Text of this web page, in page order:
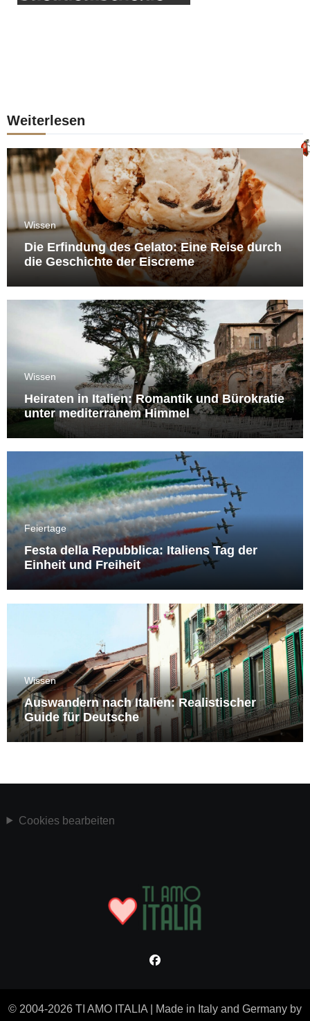
Weiterlesen
Wissen
Die Erfindung des Gelato: Eine Reise durch
die Geschichte der Eiscreme
Wissen
Heiraten in Italien: Romantik und Bürokratie
unter mediterranem Himmel
Feiertage
Festa della Repubblica: Italiens Tag der
Einheit und Freiheit
Wissen
Auswandern nach Italien: Realistischer
Guide für Deutsche
Cookies bearbeiten
© 2004-2026 TI AMO ITALIA Made in Italy and Germany by